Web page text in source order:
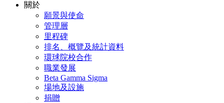
關於
願景與使命
管理層
里程碑
排名、概覽及統計資料
環球院校合作
職業發展
Beta Gamma Sigma
場地及設施
捐贈